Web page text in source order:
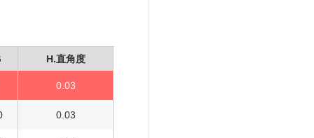
H.直角度
0.03
0.03